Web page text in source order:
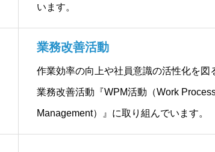
います。
業務改善活動
作業効率の向上や社員意識の活性化を図
業務改善活動『WPM活動（Work
Management）』に取り組んでいます。